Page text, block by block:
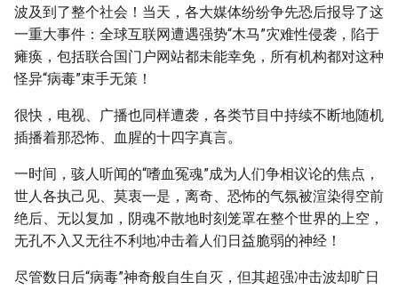
波及到了整个社会！当天，各大媒体纷纷争先恐后报导了这
一重大事件：全球互联网遭遇强势“木马”灾难性侵袭，陷于
瘫痪，包括联合国门户网站都未能幸免，所有机构都对这种
怪异“病毒”束手无策！
很快，电视、广播也同样遭袭，各类节目中持续不断地随机
插播着那恐怖、血腥的十四字真言。
一时间，骇人听闻的“嗜血冤魂”成为人们争相议论的焦点，
世人各执己见、莫衷一是，离奇、恐怖的气氛被渲染得空前
绝后、无以复加，阴魂不散地时刻笼罩在整个世界的上空，
无孔不入又无往不利地冲击着人们日益脆弱的神经！
尽管数日后“病毒”神奇般自生自灭，但其超强冲击波却旷日